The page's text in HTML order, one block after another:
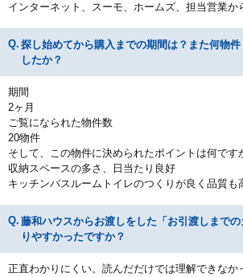
インターネット、スーモ、ホームズ、担当営業か
探し始めてから購入までの期間は？また何物
したか？
期間
2ヶ月
ご覧になられた物件数
20物件
そして、この物件に決められたポイントは何です
収納スペースの多さ、日当たり良好
キッチンバスルームトイレのつくりが良く品質も
藤和ハウスからお渡しをした「お引渡しまで
りやすかったですか？
正直わかりにくい。読んだだけでは理解できなか